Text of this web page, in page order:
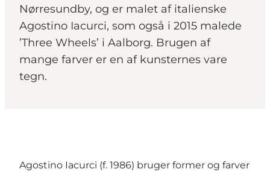
Nørresundby, og er malet af italienske
Agostino Iacurci, som også i 2015 malede
’Three Wheels’ i Aalborg. Brugen af
mange farver er en af kunsternes vare
tegn.
Agostino Iacurci (f. 1986) bruger former og farver